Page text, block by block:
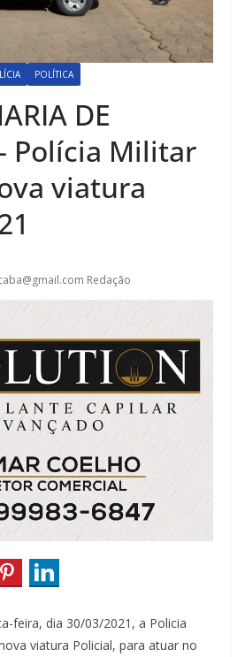
POLÍTICA
DE
Polícia Militar
viatura
Redação
feira, dia 30/03/2021, a Policia
viatura Policial, para atuar no